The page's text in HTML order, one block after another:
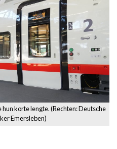
korte lengte. (Rechten: Deutsche
Emersleben)